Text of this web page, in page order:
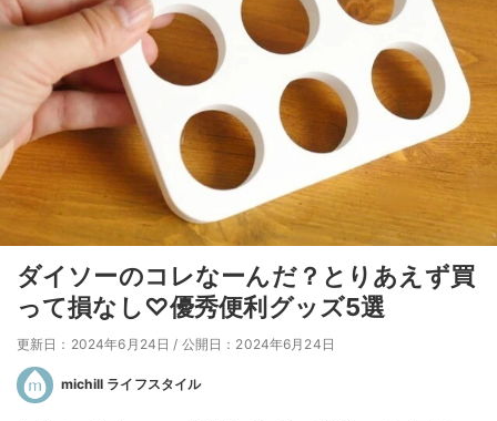
ダイソーのコレなーんだ？とりあえず買
って損なし♡優秀便利グッズ5選
更新日：2024年6月24日 / 公開日：2024年6月24日
michill ライフスタイル